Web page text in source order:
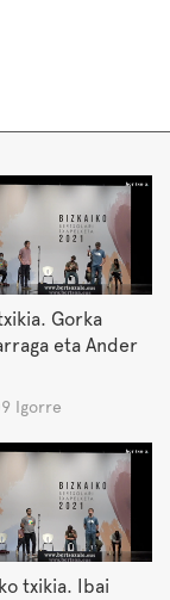
Gorka
eta Ander
Igorre
txikia. Ibai